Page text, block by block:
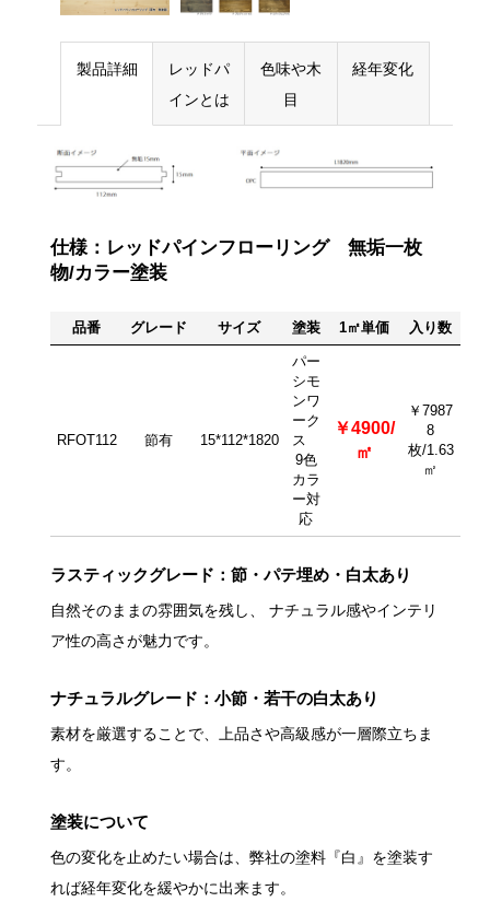
製品詳細
レッドパ
インとは
色味や木
目
経年変化
仕様：レッドパインフローリング 無垢一枚
物/カラー塗装
品番 グレード サイズ 塗装 1㎡単価 入り数
RFOT112 節有 15*112*1820
パー
シモ
ンワ
ーク
ス
9色
カラ
ー対
応
￥4900/
㎡
￥7987
8
枚/1.63
㎡
ラスティックグレード：節・パテ埋め・白太あり
自然そのままの雰囲気を残し、 ナチュラル感やインテリ
ア性の高さが魅力です。
ナチュラルグレード：小節・若干の白太あり
素材を厳選することで、上品さや高級感が一層際立ちま
す。
塗装について
色の変化を止めたい場合は、弊社の塗料『白』を塗装す
れば経年変化を緩やかに出来ます。